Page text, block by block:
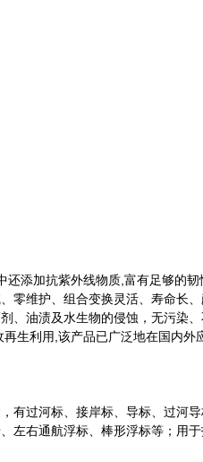
添加抗紫外线物质,富有足够的韧
零维护、组合变换灵活、寿命长
、油渍及水生物的侵蚀，无污染
生利用,该产品已广泛地在国内外
过河标、接岸标、导标、过河导
左右通航浮标、棒形浮标等；用